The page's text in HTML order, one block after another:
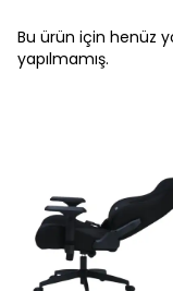
Bu ürün için henüz
yapılmamış.